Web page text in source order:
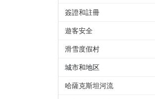
簽證和註冊
遊客安全
滑雪度假村
城市和地区
哈薩克斯坦河流